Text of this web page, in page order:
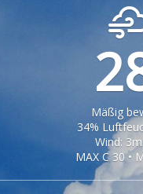
Mäßig
34%
Wind:
MAX C 30 •